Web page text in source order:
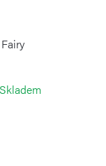
Skladem